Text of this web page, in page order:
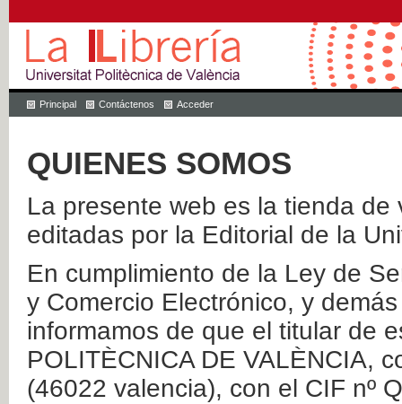
Principal Contáctenos Acceder
QUIENES SOMOS
La presente web es la tienda
editadas por la Editorial de la
En cumplimiento de la Ley de
y Comercio Electrónico, y
informamos de que el titular de
POLITÈCNICA DE VALÈNCIA,
(46022 valencia), con el CIF nº